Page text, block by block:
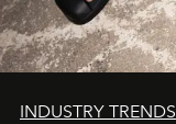
INDUSTRY TRENDS